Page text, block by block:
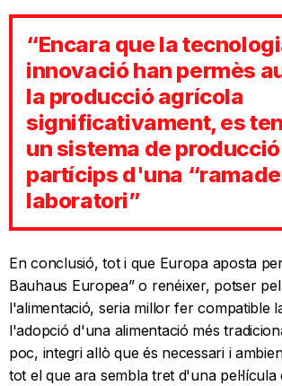
“Encara que la
innovació han permès
la producció agrícola
significativament, es
un sistema de
partícips d'una
laboratori”
En conclusió, tot i que Europa aposta
Bauhaus Europea” o renéixer, potser
l'alimentació, seria millor fer compatible
l'adopció d'una alimentació més
poc, integri allò que és necessari i
tot el que ara sembla tret d'una